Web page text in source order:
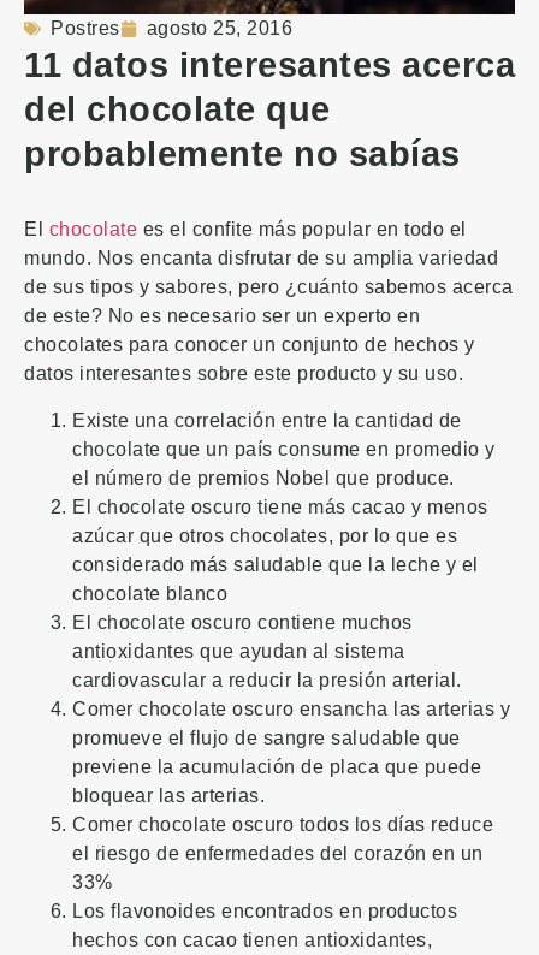
Postres agosto 25, 2016
11 datos interesantes acerca
del chocolate que
probablemente no sabías
El chocolate es el confite más popular en todo el
mundo. Nos encanta disfrutar de su amplia variedad
de sus tipos y sabores, pero ¿cuánto sabemos acerca
de este? No es necesario ser un experto en
chocolates para conocer un conjunto de hechos y
datos interesantes sobre este producto y su uso.
Existe una correlación entre la cantidad de
chocolate que un país consume en promedio y
el número de premios Nobel que produce.
El chocolate oscuro tiene más cacao y menos
azúcar que otros chocolates, por lo que es
considerado más saludable que la leche y el
chocolate blanco
El chocolate oscuro contiene muchos
antioxidantes que ayudan al sistema
cardiovascular a reducir la presión arterial.
Comer chocolate oscuro ensancha las arterias y
promueve el flujo de sangre saludable que
previene la acumulación de placa que puede
bloquear las arterias.
Comer chocolate oscuro todos los días reduce
el riesgo de enfermedades del corazón en un
33%
Los flavonoides encontrados en productos
hechos con cacao tienen antioxidantes,